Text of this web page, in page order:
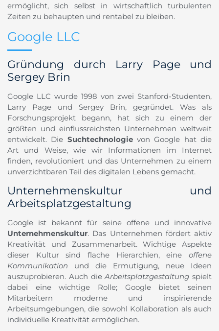
ermöglicht, sich selbst in wirtschaftlich turbulenten
Zeiten zu behaupten und rentabel zu bleiben.
Google LLC
Gründung durch Larry Page und
Sergey Brin
Google LLC wurde 1998 von zwei Stanford-Studenten,
Larry Page und Sergey Brin, gegründet. Was als
Forschungsprojekt begann, hat sich zu einem der
größten und einflussreichsten Unternehmen weltweit
entwickelt. Die Suchtechnologievon Google hat die
Art und Weise, wie wir Informationen im Internet
finden, revolutioniert und das Unternehmen zu einem
unverzichtbaren Teil des digitalen Lebens gemacht.
Unternehmenskultur und
Arbeitsplatzgestaltung
Google ist bekannt für seine offene und innovative
Unternehmenskultur. Das Unternehmen fördert aktiv
Kreativität und Zusammenarbeit. Wichtige Aspekte
dieser Kultur sind flache Hierarchien, eine offene
Kommunikation und die Ermutigung, neue Ideen
auszuprobieren. Auch dieArbeitsplatzgestaltung spielt
dabei eine wichtige Rolle; Google bietet seinen
Mitarbeitern moderne und inspirierende
Arbeitsumgebungen, die sowohl Kollaboration als auch
individuelle Kreativität ermöglichen.